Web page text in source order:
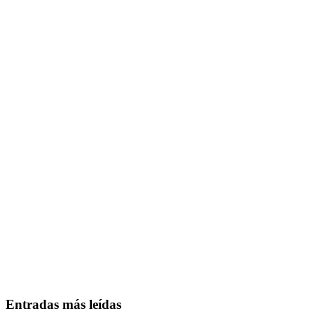
Entradas más leídas